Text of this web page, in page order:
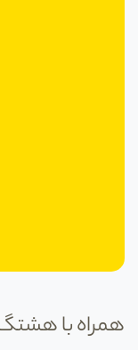
همراه با هشتگ